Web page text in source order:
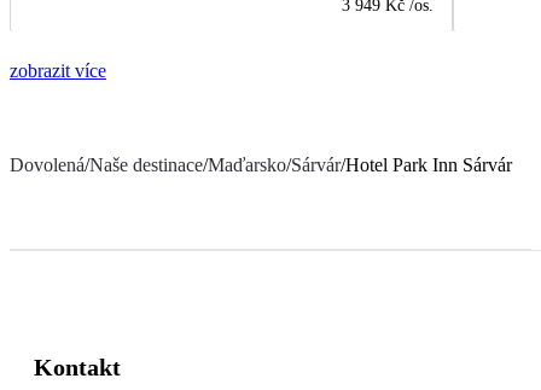
3 949 Kč /os.
zobrazit více
Dovolená/Naše destinace/Maďarsko/Sárvár/Hotel Park Inn Sárvár
Kontakt